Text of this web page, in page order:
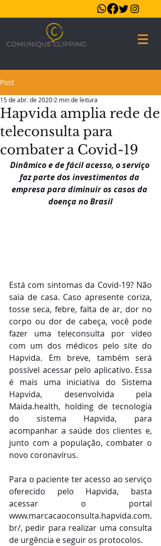
Post
Hapvida amplia rede de
teleconsulta para
combater a Covid-19
15 de abr. de 2020 2 min de leitura
Dinâmico e de fácil acesso, o serviço
faz parte dos investimentos da
empresa para diminuir os casos da
doença no Brasil
Está com sintomas da Covid-19? Não
saia de casa. Caso apresente coriza,
tosse seca, febre, falta de ar, dor no
corpo ou dor de cabeça, você pode
fazer uma teleconsulta por vídeo
com um dos médicos pelo site do
Hapvida. Em breve, também será
possível acessar pelo aplicativo. Essa
é mais uma iniciativa do Sistema
Hapvida, desenvolvida pela
Maida.health, holding de tecnologia
do sistema Hapvida, para
acompanhar a saúde dos clientes e,
junto com a população, combater o
novo coronavírus.
Para o paciente ter acesso ao serviço
oferecido pelo Hapvida, basta
acessar o portal
www.marcacaoconsulta.hapvida.com.
br/, pedir para realizar uma consulta
de urgência e seguir os protocolos.